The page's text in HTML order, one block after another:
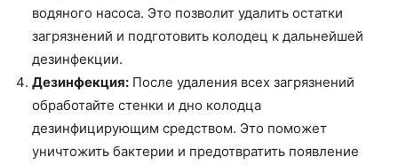
водяного насоса. Это позволит удалить остатки
загрязнений и подготовить колодец к дальнейшей
дезинфекции.
Дезинфекция: После удаления всех загрязнений
обработайте стенки и дно колодца
дезинфицирующим средством. Это поможет
уничтожить бактерии и предотвратить появление